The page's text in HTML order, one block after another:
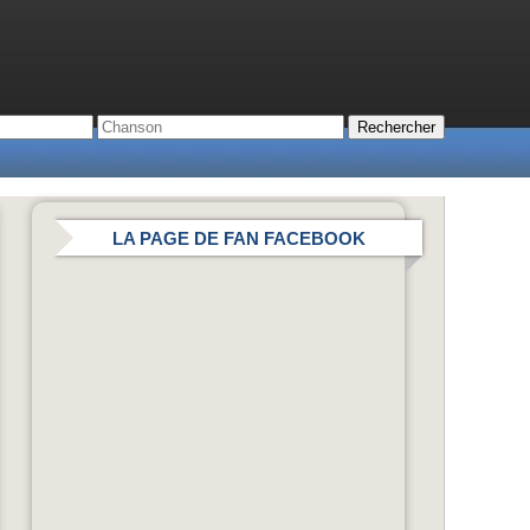
LA PAGE DE FAN FACEBOOK